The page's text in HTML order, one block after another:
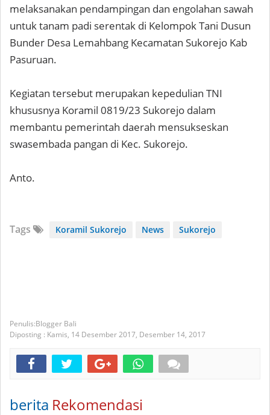
melaksanakan pendampingan dan engolahan sawah
untuk tanam padi serentak di Kelompok Tani Dusun
Bunder Desa Lemahbang Kecamatan Sukorejo Kab
Pasuruan.
Kegiatan tersebut merupakan kepedulian TNI
khususnya Koramil 0819/23 Sukorejo dalam
membantu pemerintah daerah mensukseskan
swasembada pangan di Kec. Sukorejo.
Anto.
Tags Koramil Sukorejo News Sukorejo
Blogger Bali
Diposting : Kamis, 14 Desember 2017, Desember 14, 2017
berita Rekomendasi